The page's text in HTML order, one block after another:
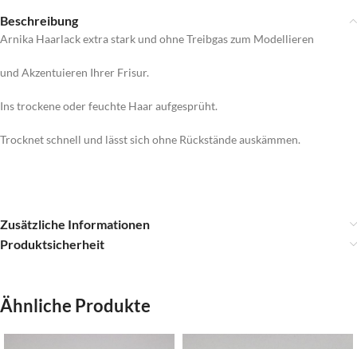
Beschreibung
Arnika Haarlack extra stark und ohne Treibgas zum Modellieren
und Akzentuieren Ihrer Frisur.
Ins trockene oder feuchte Haar aufgesprüht.
Trocknet schnell und lässt sich ohne Rückstände auskämmen.
Zusätzliche Informationen
Produktsicherheit
Ähnliche Produkte